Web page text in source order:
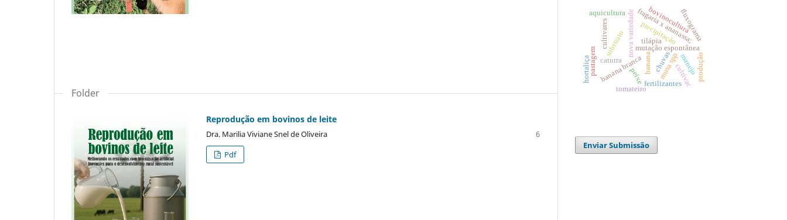
Folder
Reprodução em bovinos de leite
Dra. Marilia Viviane Snel de Oliveira
6
Pdf
musa spp
banana branca
mutação espontânea
substrato
cultivares
fertilizantes
banana
nova variedade
chuvas
precipitação
manejo
fragaria x ananassa;
fluxograma
tilápia
aquicultura
peixe produção
caturra
tomateiro
cultivar
pastagem
bovinocultura
hortaliça
Enviar Submissão